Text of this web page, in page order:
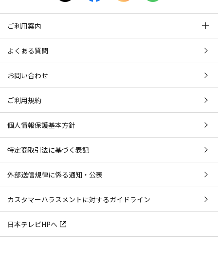
ご利用案内
よくある質問
お問い合わせ
ご利用規約
個人情報保護基本方針
特定商取引法に基づく表記
外部送信規律に係る通知・公表
カスタマーハラスメントに対するガイドライン
日本テレビHPへ